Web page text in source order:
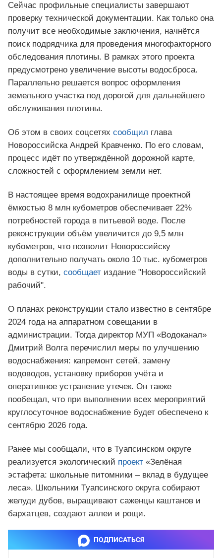
Сейчас профильные специалисты завершают
проверку технической документации. Как только она
получит все необходимые заключения, начнётся
поиск подрядчика для проведения многофакторного
обследования плотины. В рамках этого проекта
предусмотрено увеличение высоты водосброса.
Параллельно решается вопрос оформления
земельного участка под дорогой для дальнейшего
обслуживания плотины.
Об этом в своих соцсетях сообщил глава
Новороссийска Андрей Кравченко. По его словам,
процесс идёт по утверждённой дорожной карте,
сложностей с оформлением земли нет.
В настоящее время водохранилище проектной
ёмкостью 8 млн кубометров обеспечивает 22%
потребностей города в питьевой воде. После
реконструкции объём увеличится до 9,5 млн
кубометров, что позволит Новороссийску
дополнительно получать около 10 тыс. кубометров
воды в сутки, сообщает издание "Новороссийский
рабочий".
О планах реконструкции стало известно в сентябре
2024 года на аппаратном совещании в
администрации. Тогда директор МУП «Водоканал»
Дмитрий Волга перечислил меры по улучшению
водоснабжения: капремонт сетей, замену
водоводов, установку приборов учёта и
оперативное устранение утечек. Он также
пообещал, что при выполнении всех мероприятий
круглосуточное водоснабжение будет обеспечено к
сентябрю 2026 года.
Ранее мы сообщали, что в Туапсинском округе
реализуется экологический проект «Зелёная
эстафета: школьные питомники – вклад в будущее
леса». Школьники Туапсинского округа собирают
желуди дубов, выращивают саженцы каштанов и
бархатцев, создают аллеи и рощи.
ПОДПИСАТЬСЯ